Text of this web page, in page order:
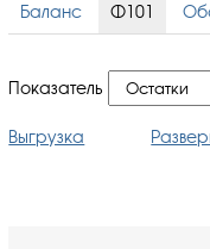
Баланс Ф101
Показатель
Выгрузка